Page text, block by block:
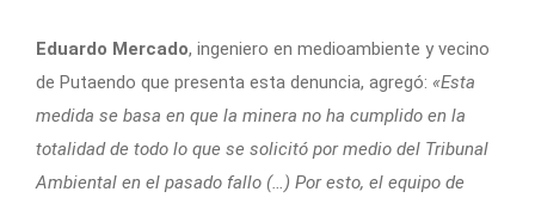
Eduardo Mercado, ingeniero en medioambiente y vecino
de Putaendo que presenta esta denuncia, agregó: «Esta
medida se basa en que la minera no ha cumplido en la
totalidad de todo lo que se solicitó por medio del Tribunal
Ambiental en el pasado fallo (…) Por esto, el equipo de